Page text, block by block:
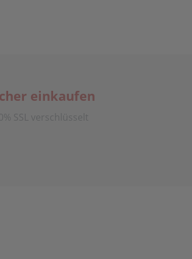
einkaufen
SSL verschlüsselt